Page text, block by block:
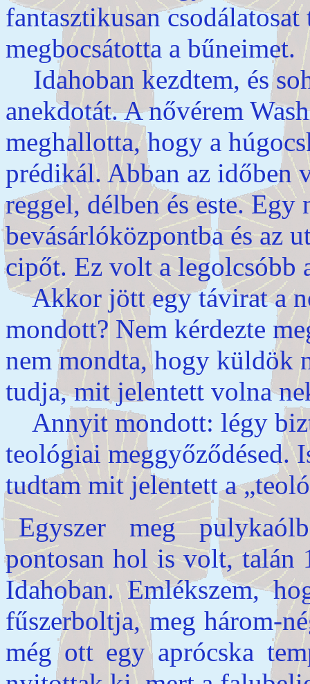
fantasztikusan
megbocsátotta a bűneimet.
Idahoban kezdtem, és
anekdotát. A nővérem
meghallotta, hogy a
prédikál. Abban az időben
reggel, délben és este. Egy
bevásárlóközpontba és az
cipőt. Ez volt a legolcsóbb
Akkor jött egy távirat a
mondott? Nem kérdezte
nem mondta, hogy küldök
tudja, mit jelentett volna
Annyit mondott: légy
teológiai meggyőződésed.
tudtam mit jelentett a
Egyszer meg
pontosan hol is volt, talán
Idahoban. Emlékszem,
fűszerboltja, meg három-
még ott egy aprócska